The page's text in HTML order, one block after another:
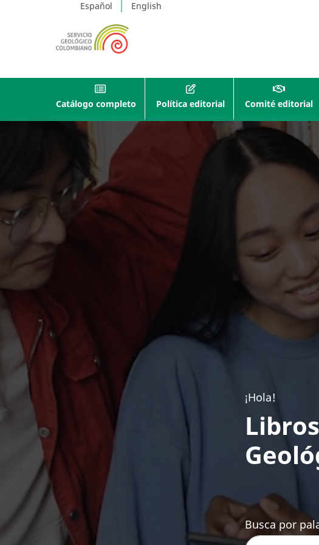
Español English
Catálogo completo Política editorial Comité editorial
¡Hola!
Busca por